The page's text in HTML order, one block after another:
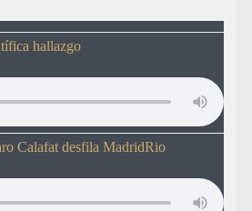
hallazgo
Calafat desfila MadridRio